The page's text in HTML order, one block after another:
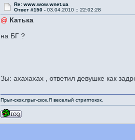
Re: www.wow.wnet.ua
Ответ #150 - 03.04.2010 :: 22:02:28
@ Катька
на БГ ?
Зы: ахахахах , ответил девушке как
Прыг-скок,прыг-скок.Я веселый стриптокок.